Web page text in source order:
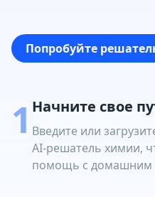
Попробуйте
1 Начните свое
Введите или
AI-решатель химии,
помощь с домашним